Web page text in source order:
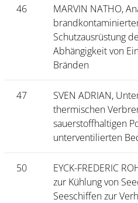
46
MARVIN NATHO,
Schutzausrüstung
Abhängigkeit von
Bränden
47
SVEN ADRIAN,
thermischen
sauerstoffhaltigen
unterventilierten
50
EYCK-FREDERIC
zur Kühlung von
Seeschiffen zur